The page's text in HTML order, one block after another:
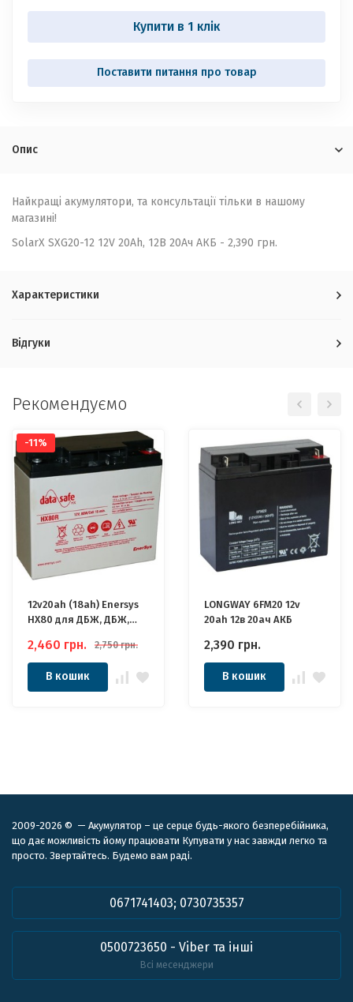
Купити в 1 клік
Опис
Найкращі акумулятори, та консультації тільки в нашому
магазині!
SolarX SXG20-12 12V 20Ah, 12В 20Ач АКБ - 2,390 грн.
Характеристики
Відгуки
Рекомендуємо
-11%
12v20ah (18ah) Enersys
HX80 для ДБЖ, ДБЖ,
Генератора
Електростанції
2,460 грн. 2,750 грн.
В кошик
LONGWAY 6FM20 12v
20ah 12в 20ач АКБ
2,390 грн.
В кошик
2009-2026 © — Акумулятор – це серце будь-якого безперебійника,
що дає можливість йому працювати Купувати у нас завжди легко та
просто. Звертайтесь. Будемо вам раді.
0671741403; 0730735357
0500723650 - Viber та інші
Всі месенджери